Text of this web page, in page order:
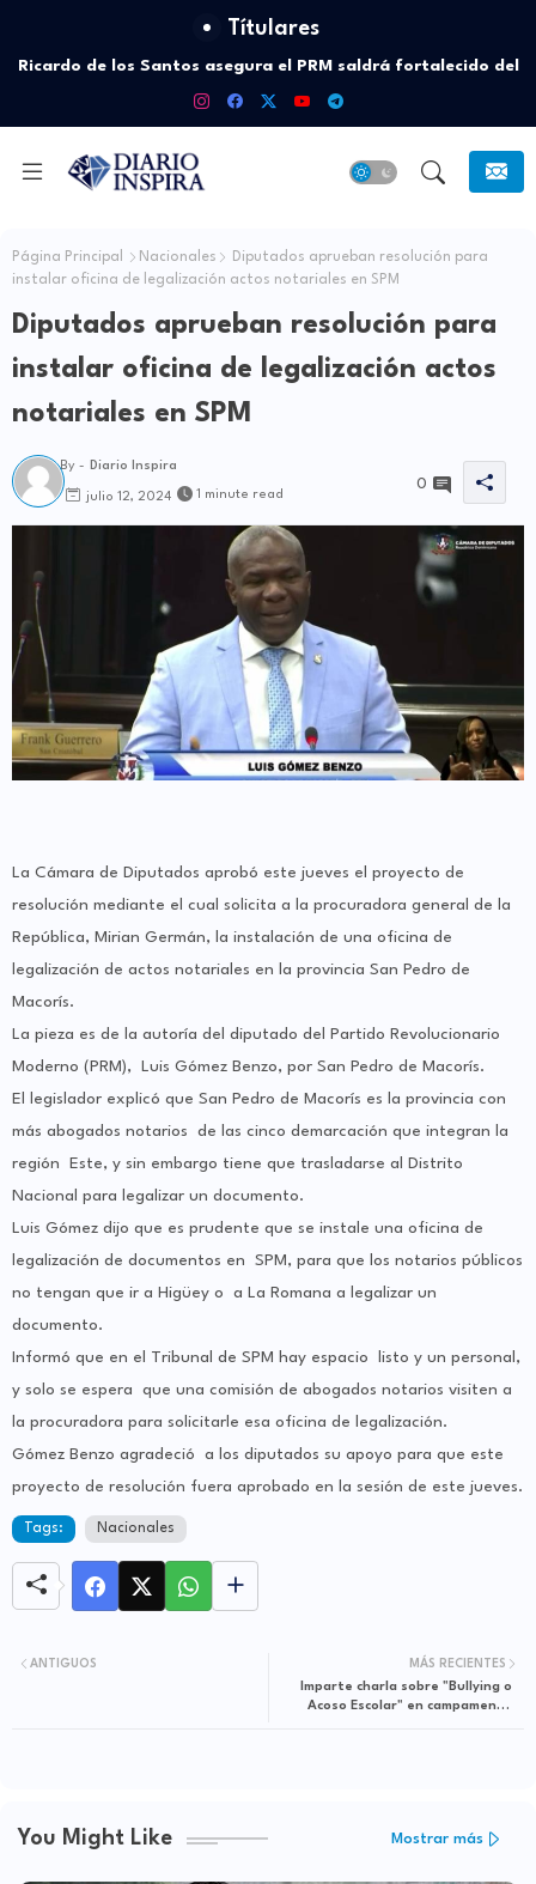
Títulares
Ricardo de los Santos asegura el PRM saldrá fortalecido del
proceso interno para escoger nuevas autoridades
Página Principal Nacionales
Diputados aprueban resolución para
instalar oficina de legalización actos notariales en SPM
Diputados aprueban resolución para
instalar oficina de legalización actos
notariales en SPM
By - Diario Inspira
julio 12, 2024 1 minute read
0
La Cámara de Diputados aprobó este jueves el proyecto de
resolución mediante el cual solicita a la procuradora general de la
República, Mirian Germán, la instalación de una oficina de
legalización de actos notariales en la provincia San Pedro de
Macorís.
La pieza es de la autoría del diputado del Partido Revolucionario
Moderno (PRM), Luis Gómez Benzo, por San Pedro de Macorís.
El legislador explicó que San Pedro de Macorís es la provincia con
más abogados notarios de las cinco demarcación que integran la
región Este, y sin embargo tiene que trasladarse al Distrito
Nacional para legalizar un documento.
Luis Gómez dijo que es prudente que se instale una oficina de
legalización de documentos en SPM, para que los notarios públicos
no tengan que ir a Higüey o a La Romana a legalizar un
documento.
Informó que en el Tribunal de SPM hay espacio listo y un personal,
y solo se espera que una comisión de abogados notarios visiten a
la procuradora para solicitarle esa oficina de legalización.
Gómez Benzo agradeció a los diputados su apoyo para que este
proyecto de resolución fuera aprobado en la sesión de este jueves.
Tags: Nacionales
MÁS RECIENTES
Imparte charla sobre "Bullying o
Acoso Escolar" en campamento
ANTIGUOS
You Might Like Mostrar más